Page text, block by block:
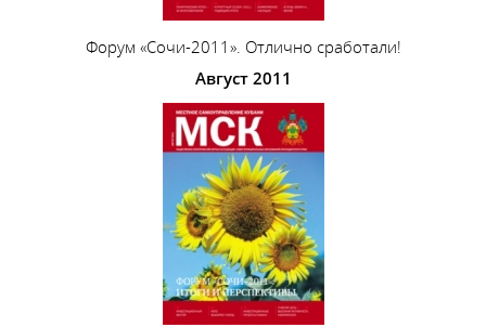
Форум «Сочи-2011». Отлично сработали!
Август 2011